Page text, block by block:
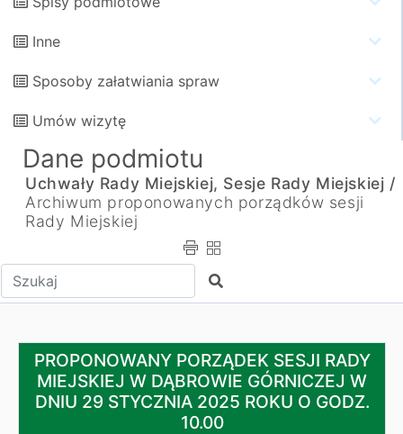
Inne
Sposoby załatwiania spraw
Umów wizytę
Dane podmiotu
Uchwały Rady Miejskiej, Sesje Rady Miejskiej /
Archiwum proponowanych porządków sesji
Rady Miejskiej
Wpisz tekst do wyszukania Szukaj
PROPONOWANY PORZĄDEK SESJI RADY MIEJSKIEJ
PROPONOWANY PORZĄDEK SESJI RADY
MIEJSKIEJ W DĄBROWIE GÓRNICZEJ W
DNIU 29 STYCZNIA 2025 ROKU O GODZ.
10.00